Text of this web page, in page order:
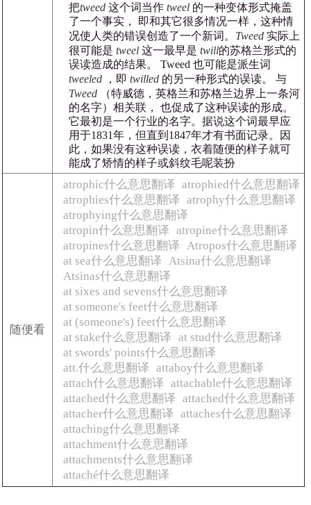
把tweed这个词当作 tweel的一种变体形式掩盖
了一个事实， 即和其它很多情况一样，这种情
况使人类的错误创造了一个新词。 Tweed实际上
很可能是 tweel这一最早是 twill的苏格兰形式的
误读造成的结果。 Tweed 也可能是派生词
tweeled，即 twilled的另一种形式的误读。 与
Tweed（特威德，英格兰和苏格兰边界上一条河
的名字）相关联， 也促成了这种误读的形成。
它最初是一个行业的名字。据说这个词最早应
用于1831年，但直到1847年才有书面记录。因
此，如果没有这种误读，衣着随便的样子就可
能成了矫情的样子或斜纹毛呢装扮
随便看
atrophic什么意思翻译 atrophied什么意思翻译
atrophies什么意思翻译 atrophy什么意思翻译
atrophying什么意思翻译
atropin什么意思翻译 atropine什么意思翻译
atropines什么意思翻译 Atropos什么意思翻译
at sea什么意思翻译 Atsina什么意思翻译
Atsinas什么意思翻译
at sixes and sevens什么意思翻译
at someone's feet什么意思翻译
at (someone's) feet什么意思翻译
at stake什么意思翻译 at stud什么意思翻译
at swords' points什么意思翻译
att.什么意思翻译 attaboy什么意思翻译
attach什么意思翻译 attachable什么意思翻译
attached什么意思翻译 attached什么意思翻译
attacher什么意思翻译 attaches什么意思翻译
attaching什么意思翻译
attachment什么意思翻译
attachments什么意思翻译
attaché什么意思翻译